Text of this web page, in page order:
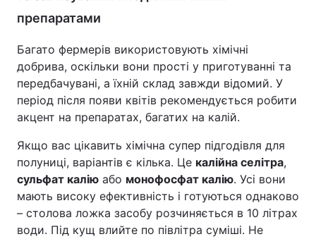
препаратами
Багато фермерів використовують хімічні
добрива, оскільки вони прості у приготуванні та
передбачувані, а їхній склад завжди відомий. У
період після появи квітів рекомендується робити
акцент на препаратах, багатих на калій.
Якщо вас цікавить хімічна супер підгодівля для
полуниці, варіантів є кілька. Це калійна селітра,
сульфат калію або монофосфат калію. Усі вони
мають високу ефективність і готуються однаково
– столова ложка засобу розчиняється в 10 літрах
води. Під кущ влийте по півлітра суміші. Не